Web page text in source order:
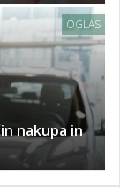
OGLAS
nakupa in